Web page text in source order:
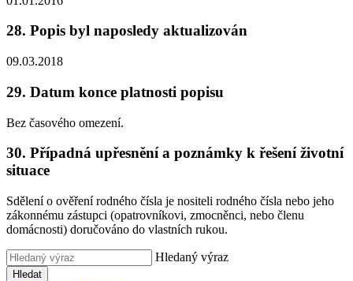
28. Popis byl naposledy aktualizován
09.03.2018
29. Datum konce platnosti popisu
Bez časového omezení.
30. Případná upřesnění a poznámky k řešení životní
situace
Sdělení o ověření rodného čísla je nositeli rodného čísla nebo jeho
zákonnému zástupci (opatrovníkovi, zmocněnci, nebo členu
domácnosti) doručováno do vlastních rukou.
Hledaný výraz
Hledat